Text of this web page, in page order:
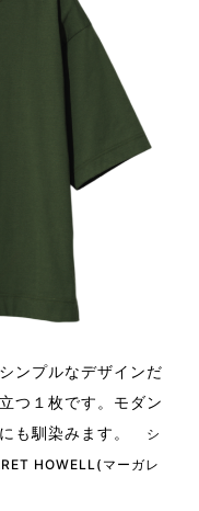
ンプルなデザインだ
つ１枚です。モダン
も馴染みます。
シ
HOWELL(マーガレ